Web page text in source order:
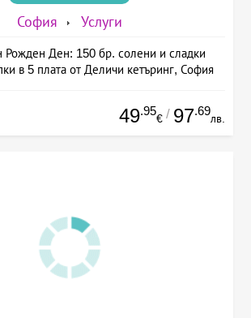
София Услуги
Рожден Ден: 150 бр. солени и сладки
в 5 плата от Деличи кетъринг, София
49.95
€ / 97.69
лв.